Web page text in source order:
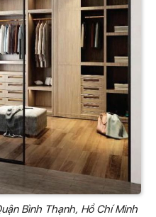
Bình Thạnh, Hồ Chí Minh